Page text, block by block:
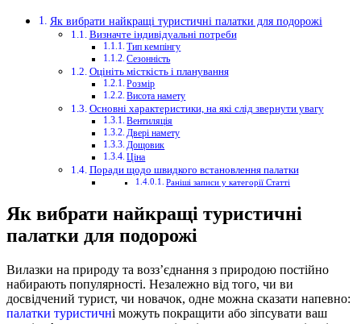
Як вибрати найкращі туристичні палатки для подорожі
Визначте індивідуальні потреби
Тип кемпінгу
Сезонність
Оцініть місткість і планування
Розмір
Висота намету
Основні характеристики, на які слід звернути увагу
Вентиляція
Двері намету
Дощовик
Ціна
Поради щодо швидкого встановлення палатки
Раніші записи у категорії Статті
Як вибрати найкращі туристичні
палатки для подорожі
Вилазки на природу та возз’єднання з природою постійно
набирають популярності. Незалежно від того, чи ви
досвідчений турист, чи новачок, одне можна сказати напевно:
палатки туристичні можуть покращити або зіпсувати ваш